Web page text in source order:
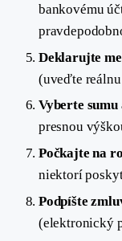
bankovému
Deklarujte
(uveďte
Vyberte
presnou
Počkajte na
niektorí
Podpíšte
(elektronický